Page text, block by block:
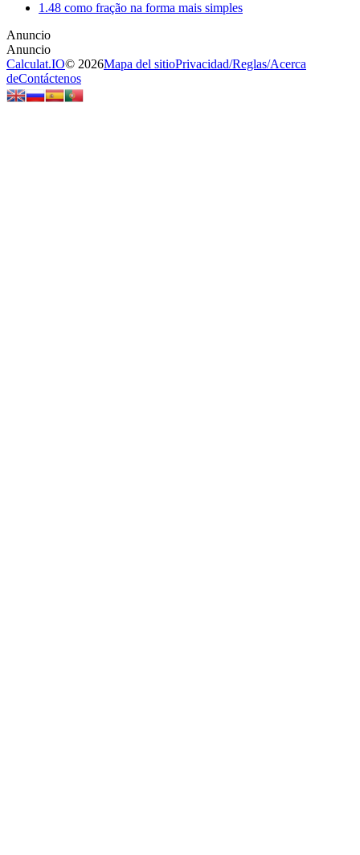
1.48 como fração na forma mais simples
Calculat.IO© 2026Mapa del sitioPrivacidad/Reglas/Acerca
deContáctenos